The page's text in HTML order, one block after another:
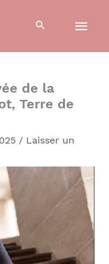
de la
Terre de
/ Laisser un